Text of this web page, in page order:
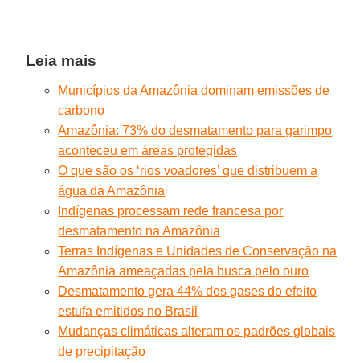
Leia mais
Municípios da Amazônia dominam emissões de
carbono
Amazônia: 73% do desmatamento para garimpo
aconteceu em áreas protegidas
O que são os ‘rios voadores’ que distribuem a
água da Amazônia
Indígenas processam rede francesa por
desmatamento na Amazônia
Terras Indígenas e Unidades de Conservação na
Amazônia ameaçadas pela busca pelo ouro
Desmatamento gera 44% dos gases do efeito
estufa emitidos no Brasil
Mudanças climáticas alteram os padrões globais
de precipitação